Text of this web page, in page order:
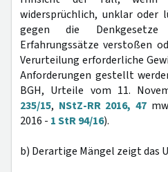
widersprüchlich, unklar oder
gegen die
Erfahrungssätze verstoßen
Verurteilung erforderliche
Anforderungen gestellt
BGH, Urteile vom 11.
235/15, NStZ-RR 2016, 47
2016 - 1 StR 94/16).
b) Derartige Mängel zeigt das